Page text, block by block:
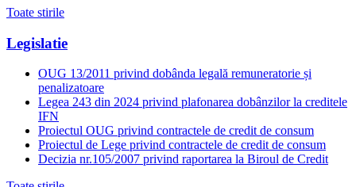
Toate stirile
Legislatie
OUG 13/2011 privind dobânda legală remuneratorie și
penalizatoare
Legea 243 din 2024 privind plafonarea dobânzilor la creditele
IFN
Proiectul OUG privind contractele de credit de consum
Proiectul de Lege privind contractele de credit de consum
Decizia nr.105/2007 privind raportarea la Biroul de Credit